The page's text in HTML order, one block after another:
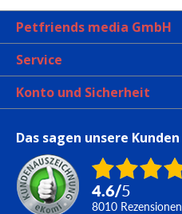
Petfriends media GmbH
Service
Konto und Sicherheit
Das sagen unsere Kunden
4.6/5
8010 Rezensionen